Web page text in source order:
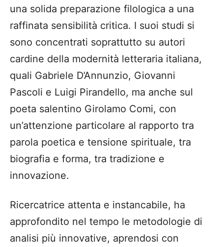
una solida preparazione filologica a una
raffinata sensibilità critica. I suoi studi si
sono concentrati soprattutto su autori
cardine della modernità letteraria italiana,
quali Gabriele D’Annunzio, Giovanni
Pascoli e Luigi Pirandello, ma anche sul
poeta salentino Girolamo Comi, con
un’attenzione particolare al rapporto tra
parola poetica e tensione spirituale, tra
biografia e forma, tra tradizione e
innovazione.
Ricercatrice attenta e instancabile, ha
approfondito nel tempo le metodologie di
analisi più innovative, aprendosi con